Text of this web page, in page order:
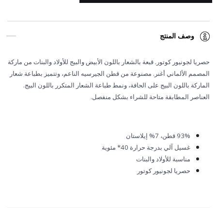
وصف المنتج
حصريا لجونيور كوتور. قبعة بالشعار باللون الأبيض والبيج للأولاد والبنات من ماركة
المصمم الألماني أغنر. مصنوعة من قطن الجيرسيه الناعم، وتتميز بطباعة شعار
الماركة باللون البيج على الحافة، ونمط طباعة الشعار المتكرر باللون البيج.
العناصر المطابقة متاحة للشراء بشكل منفصل.
93% قطن، 7% إيلاستان
غسيل آلي بدرجة حرارة 40* مئوية
مناسبة للأولاد والبنات
حصريا لجونيور كوتور